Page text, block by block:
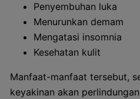
Penyembuhan luka
Menurunkan demam
Mengatasi insomnia
Kesehatan kulit
Manfaat-manfaat tersebut,
keyakinan akan